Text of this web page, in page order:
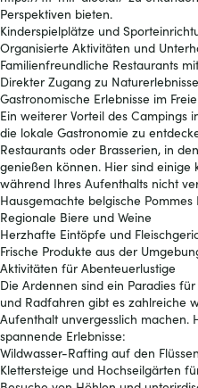
Perspektiven bieten.
Kinderspielplätze und
Organisierte Aktivitäten und
Familienfreundliche Restaurants
Direkter Zugang zu
Gastronomische Erlebnisse im
Ein weiterer Vorteil des Campings
die lokale Gastronomie zu
Restaurants oder Brasserien, in
genießen können. Hier sind einige
während Ihres Aufenthalts nicht
Hausgemachte belgische Pommes
Regionale Biere und Weine
Herzhafte Eintöpfe und
Frische Produkte aus der
Aktivitäten für Abenteuerlustige
Die Ardennen sind ein Paradies
und Radfahren gibt es zahlreiche
Aufenthalt unvergesslich machen.
spannende Erlebnisse:
Wildwasser-Rafting auf den
Klettersteige und Hochseilgärten